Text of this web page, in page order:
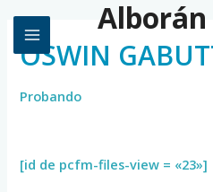
OSWIN
Probando
[id de pcfm-files-view = «23»]